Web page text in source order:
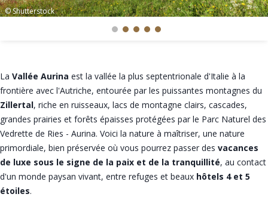
© Shutterstock
La Vallée Aurina est la vallée la plus septentrionale d'Italie à la
frontière avec l'Autriche, entourée par les puissantes montagnes du
Zillertal, riche en ruisseaux, lacs de montagne clairs, cascades,
grandes prairies et forêts épaisses protégées par le Parc Naturel des
Vedrette de Ries - Aurina. Voici la nature à maîtriser, une nature
primordiale, bien préservée où vous pourrez passer des vacances
de luxe sous le signe de la paix et de la tranquillité, au contact
d'un monde paysan vivant, entre refuges et beaux hôtels 4 et 5
étoiles.